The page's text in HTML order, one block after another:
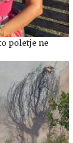
poletje ne